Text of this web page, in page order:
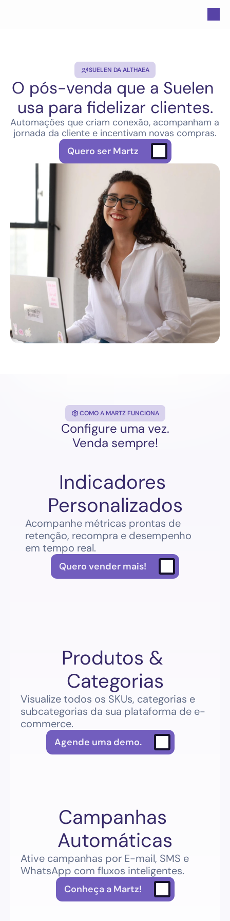
SUELEN DA ALTHAEA
O pós-venda que a Suelen
usa para fidelizar clientes.
Automações que criam conexão, acompanham a
jornada da cliente e incentivam novas compras.
Quero ser Martz
COMO A MARTZ FUNCIONA
Configure uma vez.
Venda sempre!
Indicadores
Personalizados
Acompanhe métricas prontas de
retenção, recompra e desempenho
em tempo real.
Quero vender mais!
Produtos &
Categorias
Visualize todos os SKUs, categorias e
subcategorias da sua plataforma de e-
commerce.
Agende uma demo.
Campanhas
Automáticas
Ative campanhas por E-mail, SMS e
WhatsApp com fluxos inteligentes.
Conheça a Martz!